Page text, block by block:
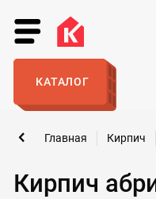
КАТАЛОГ
Кирпич
Главная Кирпич